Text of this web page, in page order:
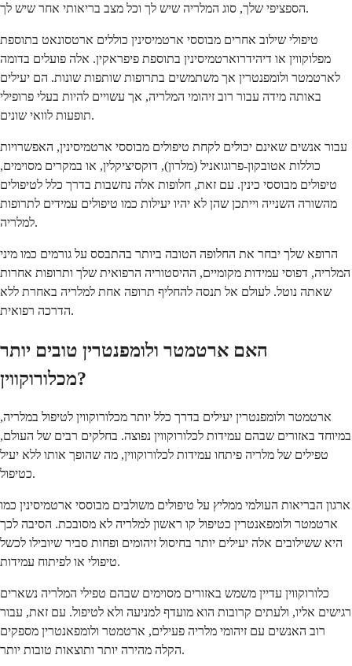
הספציפי שלך, סוג המלריה שיש לך וכל מצב בריאותי אחר שיש לך.
טיפולי שילוב אחרים מבוססי ארטמיסינין כוללים ארטסונאט בתוספת
מפלוקווין או דיהידרוארטמיסינין בתוספת פיפראקין. אלה פועלים בדומה
לארטמטר ולומפנטרין אך משתמשים בתרופות שותפות שונות. הם יעילים
באותה מידה עבור רוב זיהומי המלריה, אך עשויים להיות בעלי פרופילי
תופעות לוואי שונים.
עבור אנשים שאינם יכולים לקחת טיפולים מבוססי ארטמיסינין, האפשרויות
כוללות אטובקון-פרוגואניל (מלרון), דוקסיציקלין, או במקרים מסוימים,
טיפולים מבוססי כינין. עם זאת, חלופות אלה נחשבות בדרך כלל לטיפולים
מהשורה השנייה וייתכן שהן לא יהיו יעילות כמו טיפולים עמידים לתרופות
למלריה.
הרופא שלך יבחר את החלופה הטובה ביותר בהתבסס על גורמים כמו מיני
המלריה, דפוסי עמידות מקומיים, ההיסטוריה הרפואית שלך ותרופות אחרות
שאתה נוטל. לעולם אל תנסה להחליף תרופה אחת למלריה באחרת ללא
הדרכה רפואית.
האם ארטמטר ולומפנטרין טובים יותר
מכלורוקווין?
ארטמטר ולומפנטרין יעילים בדרך כלל יותר מכלורוקווין לטיפול במלריה,
במיוחד באזורים שבהם עמידות לכלורוקווין נפוצה. בחלקים רבים של העולם,
טפילים של מלריה פיתחו עמידות לכלורוקווין, מה שהופך אותו ללא יעיל
כטיפול.
ארגון הבריאות העולמי ממליץ על טיפולים משולבים מבוססי ארטמיסינין כמו
ארטמטר ולומפאנטרין כטיפול קו ראשון למלריה לא מסובכת. הסיבה לכך
היא ששילובים אלה יעילים יותר בחיסול זיהומים ופחות סביר שיובילו לכשל
טיפולי או לפיתוח עמידות.
כלורוקווין עדיין משמש באזורים מסוימים שבהם טפילי המלריה נשארים
רגישים אליו, ולעתים קרובות הוא מועדף למניעה ולא לטיפול. עם זאת, עבור
רוב האנשים עם זיהומי מלריה פעילים, ארטמטר ולומפאנטרין מספקים
הקלה מהירה יותר ותוצאות טובות יותר.